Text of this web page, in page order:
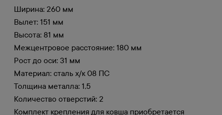
Ширина: 260 мм
Вылет: 151 мм
Высота: 81 мм
Межцентровое расстояние: 180 мм
Рост до оси: 31 мм
Материал: сталь х/к 08 ПС
Толщина металла: 1,5
Количество отверстий: 2
Комплект крепления для ковша приобретается